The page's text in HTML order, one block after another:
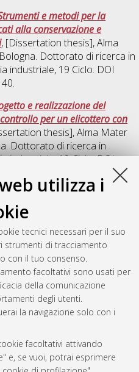
utilizza i
tecnici necessari per il suo
strumenti di tracciamento
con il tuo consenso.
facoltativi sono usati per
della comunicazione
degli utenti.
la navigazione solo con i
facoltativi attivando
e, se vuoi, potrai esprimere
e metodi per la
alla conservazione e
, [Dissertation thesis], Alma
Dottorato di ricerca in
industriale, 19 Ciclo. DOI
e realizzazione del
per un elicottero con
thesis], Alma Mater
Dottorato di ricerca in
industriale, 19 Ciclo. DOI
e realizzazione del
volo e controllo in remoto
, [Dissertation thesis], Alma
Dottorato di ricerca in
industriale , 19 Ciclo. DOI
Fri Aug 7 20:40:32 2026 CEST